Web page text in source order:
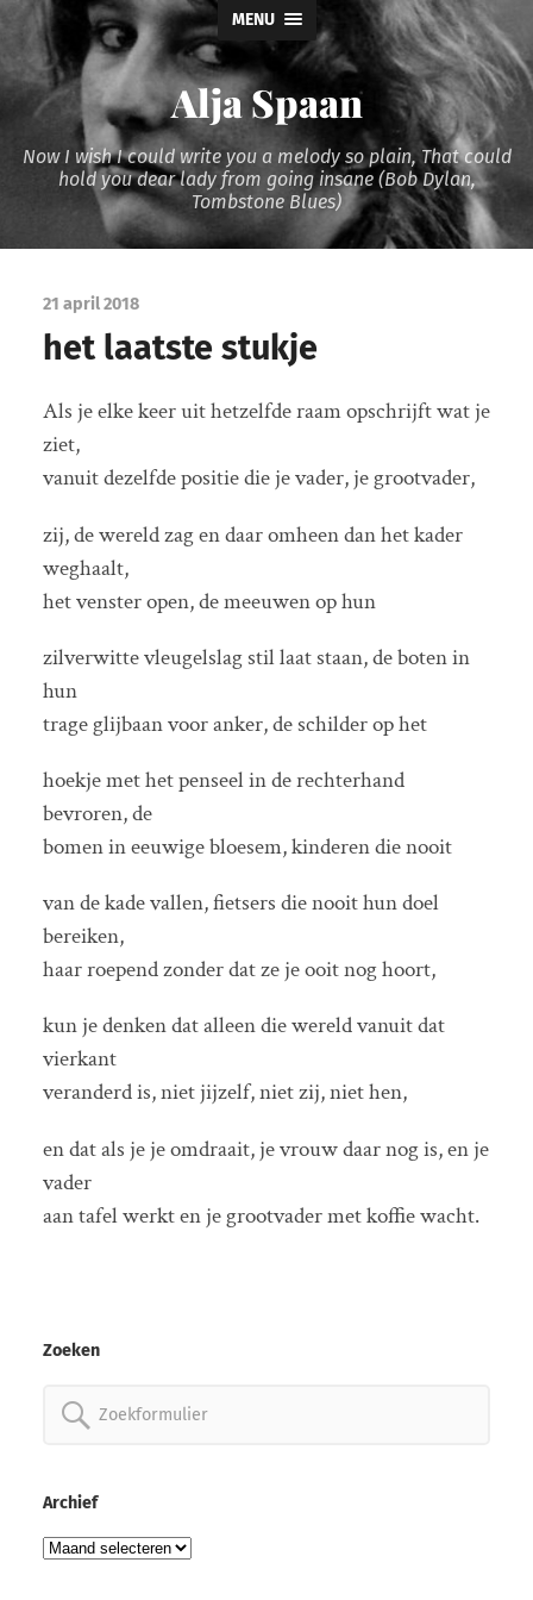
MENU
Alja Spaan
Now I wish I could write you a melody so plain, That could
hold you dear lady from going insane (Bob Dylan,
Tombstone Blues)
21 april 2018
het laatste stukje
Als je elke keer uit hetzelfde raam opschrijft wat je
ziet,
vanuit dezelfde positie die je vader, je grootvader,
zij, de wereld zag en daar omheen dan het kader
weghaalt,
het venster open, de meeuwen op hun
zilverwitte vleugelslag stil laat staan, de boten in
hun
trage glijbaan voor anker, de schilder op het
hoekje met het penseel in de rechterhand
bevroren, de
bomen in eeuwige bloesem, kinderen die nooit
van de kade vallen, fietsers die nooit hun doel
bereiken,
haar roepend zonder dat ze je ooit nog hoort,
kun je denken dat alleen die wereld vanuit dat
vierkant
veranderd is, niet jijzelf, niet zij, niet hen,
en dat als je je omdraait, je vrouw daar nog is, en je
vader
aan tafel werkt en je grootvader met koffie wacht.
Zoeken
Zoeken
Archief
Archief